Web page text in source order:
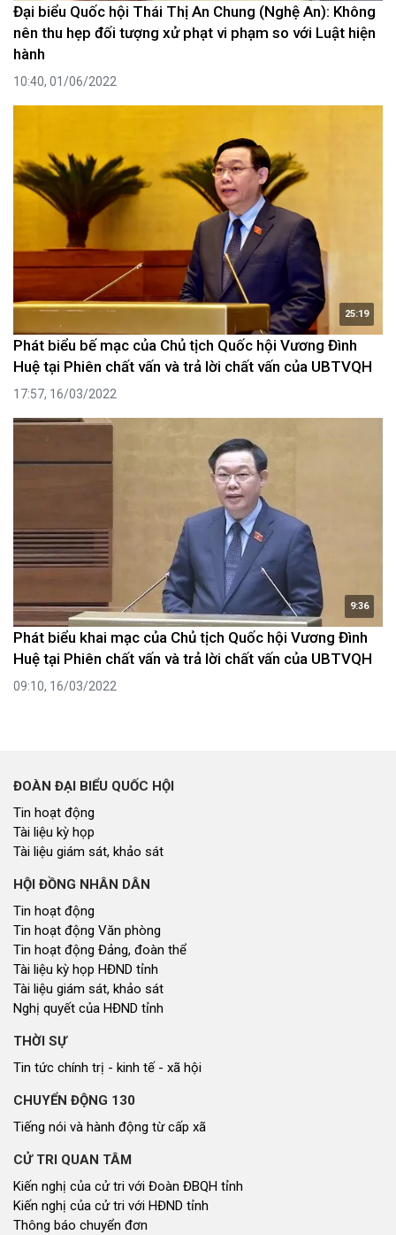
Đại biểu Quốc hội Thái Thị An Chung (Nghệ An): Không
nên thu hẹp đối tượng xử phạt vi phạm so với Luật hiện
hành
10:40, 01/06/2022
25:19
Phát biểu bế mạc của Chủ tịch Quốc hội Vương Đình
Huệ tại Phiên chất vấn và trả lời chất vấn của UBTVQH
17:57, 16/03/2022
9:36
Phát biểu khai mạc của Chủ tịch Quốc hội Vương Đình
Huệ tại Phiên chất vấn và trả lời chất vấn của UBTVQH
09:10, 16/03/2022
ĐOÀN ĐẠI BIỂU QUỐC HỘI
Tin hoạt động
Tài liệu kỳ họp
Tài liệu giám sát, khảo sát
HỘI ĐỒNG NHÂN DÂN
Tin hoạt động
Tin hoạt động Văn phòng
Tin hoạt động Đảng, đoàn thể
Tài liệu kỳ họp HĐND tỉnh
Tài liệu giám sát, khảo sát
Nghị quyết của HĐND tỉnh
THỜI SỰ
Tin tức chính trị - kinh tế - xã hội
CHUYỂN ĐỘNG 130
Tiếng nói và hành động từ cấp xã
CỬ TRI QUAN TÂM
Kiến nghị của cử tri với Đoàn ĐBQH tỉnh
Kiến nghị của cử tri với HĐND tỉnh
Thông báo chuyển đơn